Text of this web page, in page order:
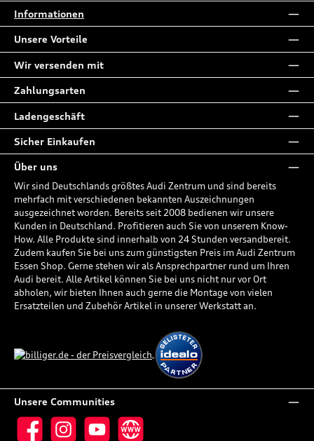
Informationen
Unsere Vorteile
Wir versenden mit
Zahlungsarten
Ladengeschäft
Sicher Einkaufen
Über uns
Wir sind Deutschlands größtes Audi Zentrum und sind bereits
mehrfach mit verschiedenen bekannten Auszeichnungen
ausgezeichnet worden. Bereits seit 2008 bedienen wir unsere
Kunden in Deutschland. Profitieren auch Sie von unserem Know-
How. Alle Produkte sind innerhalb von 24 Stunden versandbereit.
Zudem kaufen Sie bei uns zum günstigsten Preis im Audi Zentrum
Essen Shop. Gerne stehen wir als Ansprechpartner rund um Ihren
Audi bereit. Alle Artikel können Sie bei uns nicht nur vor Ort
abholen, wir bieten Ihnen auch gerne die Montage von vielen
Ersatzteilen und Zubehör Artikel in unserer Werkstatt an.
Unsere Communities
Facebook InstagramYouTube Website